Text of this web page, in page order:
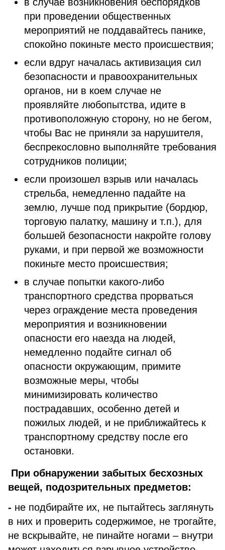
при проведении общественных
мероприятий не поддавайтесь панике,
спокойно покиньте место происшествия;
если вдруг началась активизация сил
безопасности и правоохранительных
органов, ни в коем случае не
проявляйте любопытства, идите в
противоположную сторону, но не бегом,
чтобы Вас не приняли за нарушителя,
беспрекословно выполняйте требования
сотрудников полиции;
если произошел взрыв или началась
стрельба, немедленно падайте на
землю, лучше под прикрытие (бордюр,
торговую палатку, машину и т.п.), для
большей безопасности накройте голову
руками, и при первой же возможности
покиньте место происшествия;
в случае попытки какого-либо
транспортного средства прорваться
через ограждение места проведения
мероприятия и возникновении
опасности его наезда на людей,
немедленно подайте сигнал об
опасности окружающим, примите
возможные меры, чтобы
минимизировать количество
пострадавших, особенно детей и
пожилых людей, и не приближайтесь к
транспортному средству после его
остановки.
При обнаружении забытых бесхозных
вещей, подозрительных предметов:
- не подбирайте их, не пытайтесь заглянуть
в них и проверить содержимое, не трогайте,
не вскрывайте, не пинайте ногами – внутри